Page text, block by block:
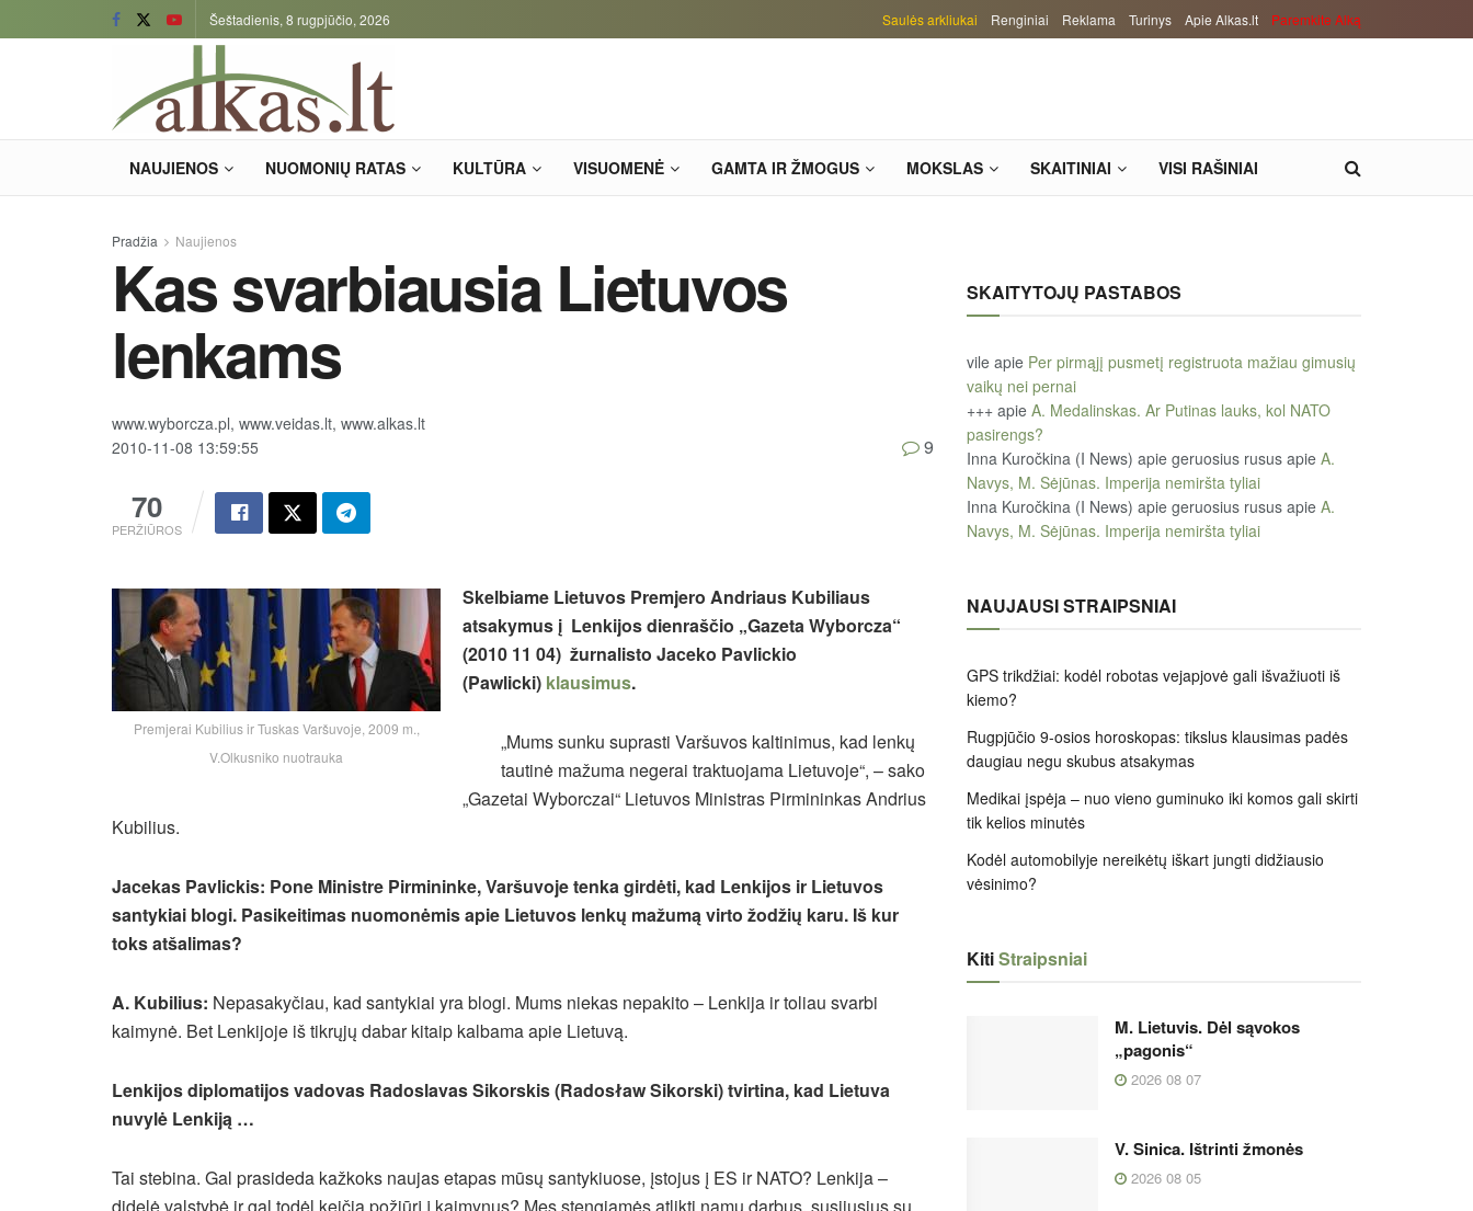
Šeštadienis, 8 rugpjūčio, 2026 Saulės arkliukai Renginiai Reklama Turinys Apie Alkas.lt Paremkite Alką
NAUJIENOS NUOMONIŲ RATAS KULTŪRA VISUOMENĖ GAMTA IR ŽMOGUS MOKSLAS SKAITINIAI VISI RAŠINIAI
Pradžia Naujienos
Kas svarbiausia Lietuvos
lenkams
www.wyborcza.pl, www.veidas.lt, www.alkas.lt
2010-11-08 13:59:55
70
PERŽIŪROS
9
Premjerai Kubilius ir Tuskas Varšuvoje, 2009 m.,
V.Olkusniko nuotrauka
Skelbiame Lietuvos Premjero Andriaus Kubiliaus
atsakymus į Lenkijos dienraščio „Gazeta Wyborcza“
(2010 11 04) žurnalisto Jaceko Pavlickio
(Pawlicki) klausimus.
„Mums sunku suprasti Varšuvos kaltinimus, kad lenkų
tautinė mažuma negerai traktuojama Lietuvoje“, – sako
„Gazetai Wyborczai“ Lietuvos Ministras Pirmininkas Andrius
Kubilius.
Jacekas Pavlickis: Pone Ministre Pirmininke, Varšuvoje tenka girdėti, kad Lenkijos ir Lietuvos
santykiai blogi. Pasikeitimas nuomonėmis apie Lietuvos lenkų mažumą virto žodžių karu. Iš kur
toks atšalimas?
A. Kubilius: Nepasakyčiau, kad santykiai yra blogi. Mums niekas nepakito – Lenkija ir toliau svarbi
kaimynė. Bet Lenkijoje iš tikrųjų dabar kitaip kalbama apie Lietuvą.
Lenkijos diplomatijos vadovas Radoslavas Sikorskis (Radosław Sikorski) tvirtina, kad Lietuva
nuvylė Lenkiją …
Tai stebina. Gal prasideda kažkoks naujas etapas mūsų santykiuose, įstojus į ES ir NATO? Lenkija –
SKAITYTOJŲ PASTABOS
vile apie Per pirmąjį pusmetį registruota mažiau gimusių
vaikų nei pernai
+++ apie A. Medalinskas. Ar Putinas lauks, kol NATO
pasirengs?
Inna Kuročkina (I News) apie geruosius rusus apie A.
Navys, M. Sėjūnas. Imperija nemiršta tyliai
Inna Kuročkina (I News) apie geruosius rusus apie A.
Navys, M. Sėjūnas. Imperija nemiršta tyliai
NAUJAUSI STRAIPSNIAI
GPS trikdžiai: kodėl robotas vejapjovė gali išvažiuoti iš
kiemo?
Rugpjūčio 9-osios horoskopas: tikslus klausimas padės
daugiau negu skubus atsakymas
Medikai įspėja – nuo vieno guminuko iki komos gali skirti
tik kelios minutės
Kodėl automobilyje nereikėtų iškart jungti didžiausio
vėsinimo?
KitiStraipsniai
M. Lietuvis. Dėl sąvokos
„pagonis“
2026 08 07
V. Sinica. Ištrinti žmonės
2026 08 05